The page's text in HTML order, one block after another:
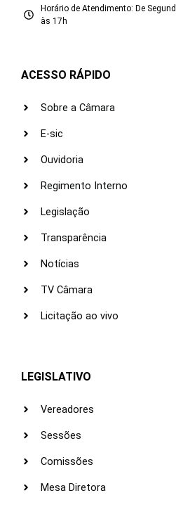
Horário de Atendimento: De
às 17h
ACESSO RÁPIDO
Sobre a Câmara
E-sic
Ouvidoria
Regimento Interno
Legislação
Transparência
Notícias
TV Câmara
Licitação ao vivo
LEGISLATIVO
Vereadores
Sessões
Comissões
Mesa Diretora